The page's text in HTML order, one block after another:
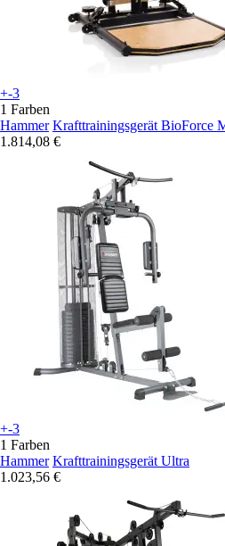
+-3
1 Farben
Hammer Krafttrainingsgerät BioForce
1.814,08 €
+-3
1 Farben
Hammer Krafttrainingsgerät Ultra
1.023,56 €